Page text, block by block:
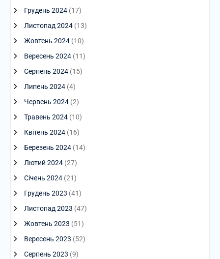
Грудень 2024(17)
Листопад 2024(13)
Жовтень 2024(10)
Вересень 2024(11)
Серпень 2024(15)
Липень 2024(4)
Червень 2024(2)
Травень 2024(10)
Квітень 2024(16)
Березень 2024(14)
Лютий 2024(27)
Січень 2024(21)
Грудень 2023 (41)
Листопад 2023 (47)
Жовтень 2023 (51)
Вересень 2023 (52)
Серпень 2023 (9)